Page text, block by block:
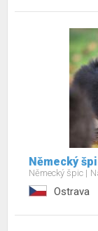
Německý
Německý špic
Ostrava